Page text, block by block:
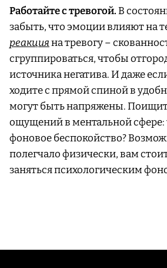
Работайте с тревогой.В
забыть, что эмоции влияют на
реакцияна тревогу –
сгруппироваться, чтобы
источника негатива. И даже
ходите с прямой спиной в
могут быть напряжены.
ощущений в ментальной сфере:
фоновое беспокойство?
полегчало физически, вам
заняться психологическим